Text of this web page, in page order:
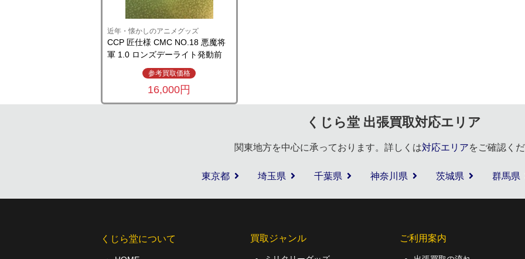
近年・懐かしのアニメグッズ
CCP 匠仕様 CMC NO.18 悪魔将
軍 1.0 ロンズデーライト発動前
参考買取価格
16,000円
くじら堂 出張買取対応エリア
関東地方を中心に承っております。詳しくは対応エリアをご確認くだ
東京都 埼玉県 千葉県 神奈川県 茨城県 群馬県
くじら堂について 買取ジャンル ご利用案内